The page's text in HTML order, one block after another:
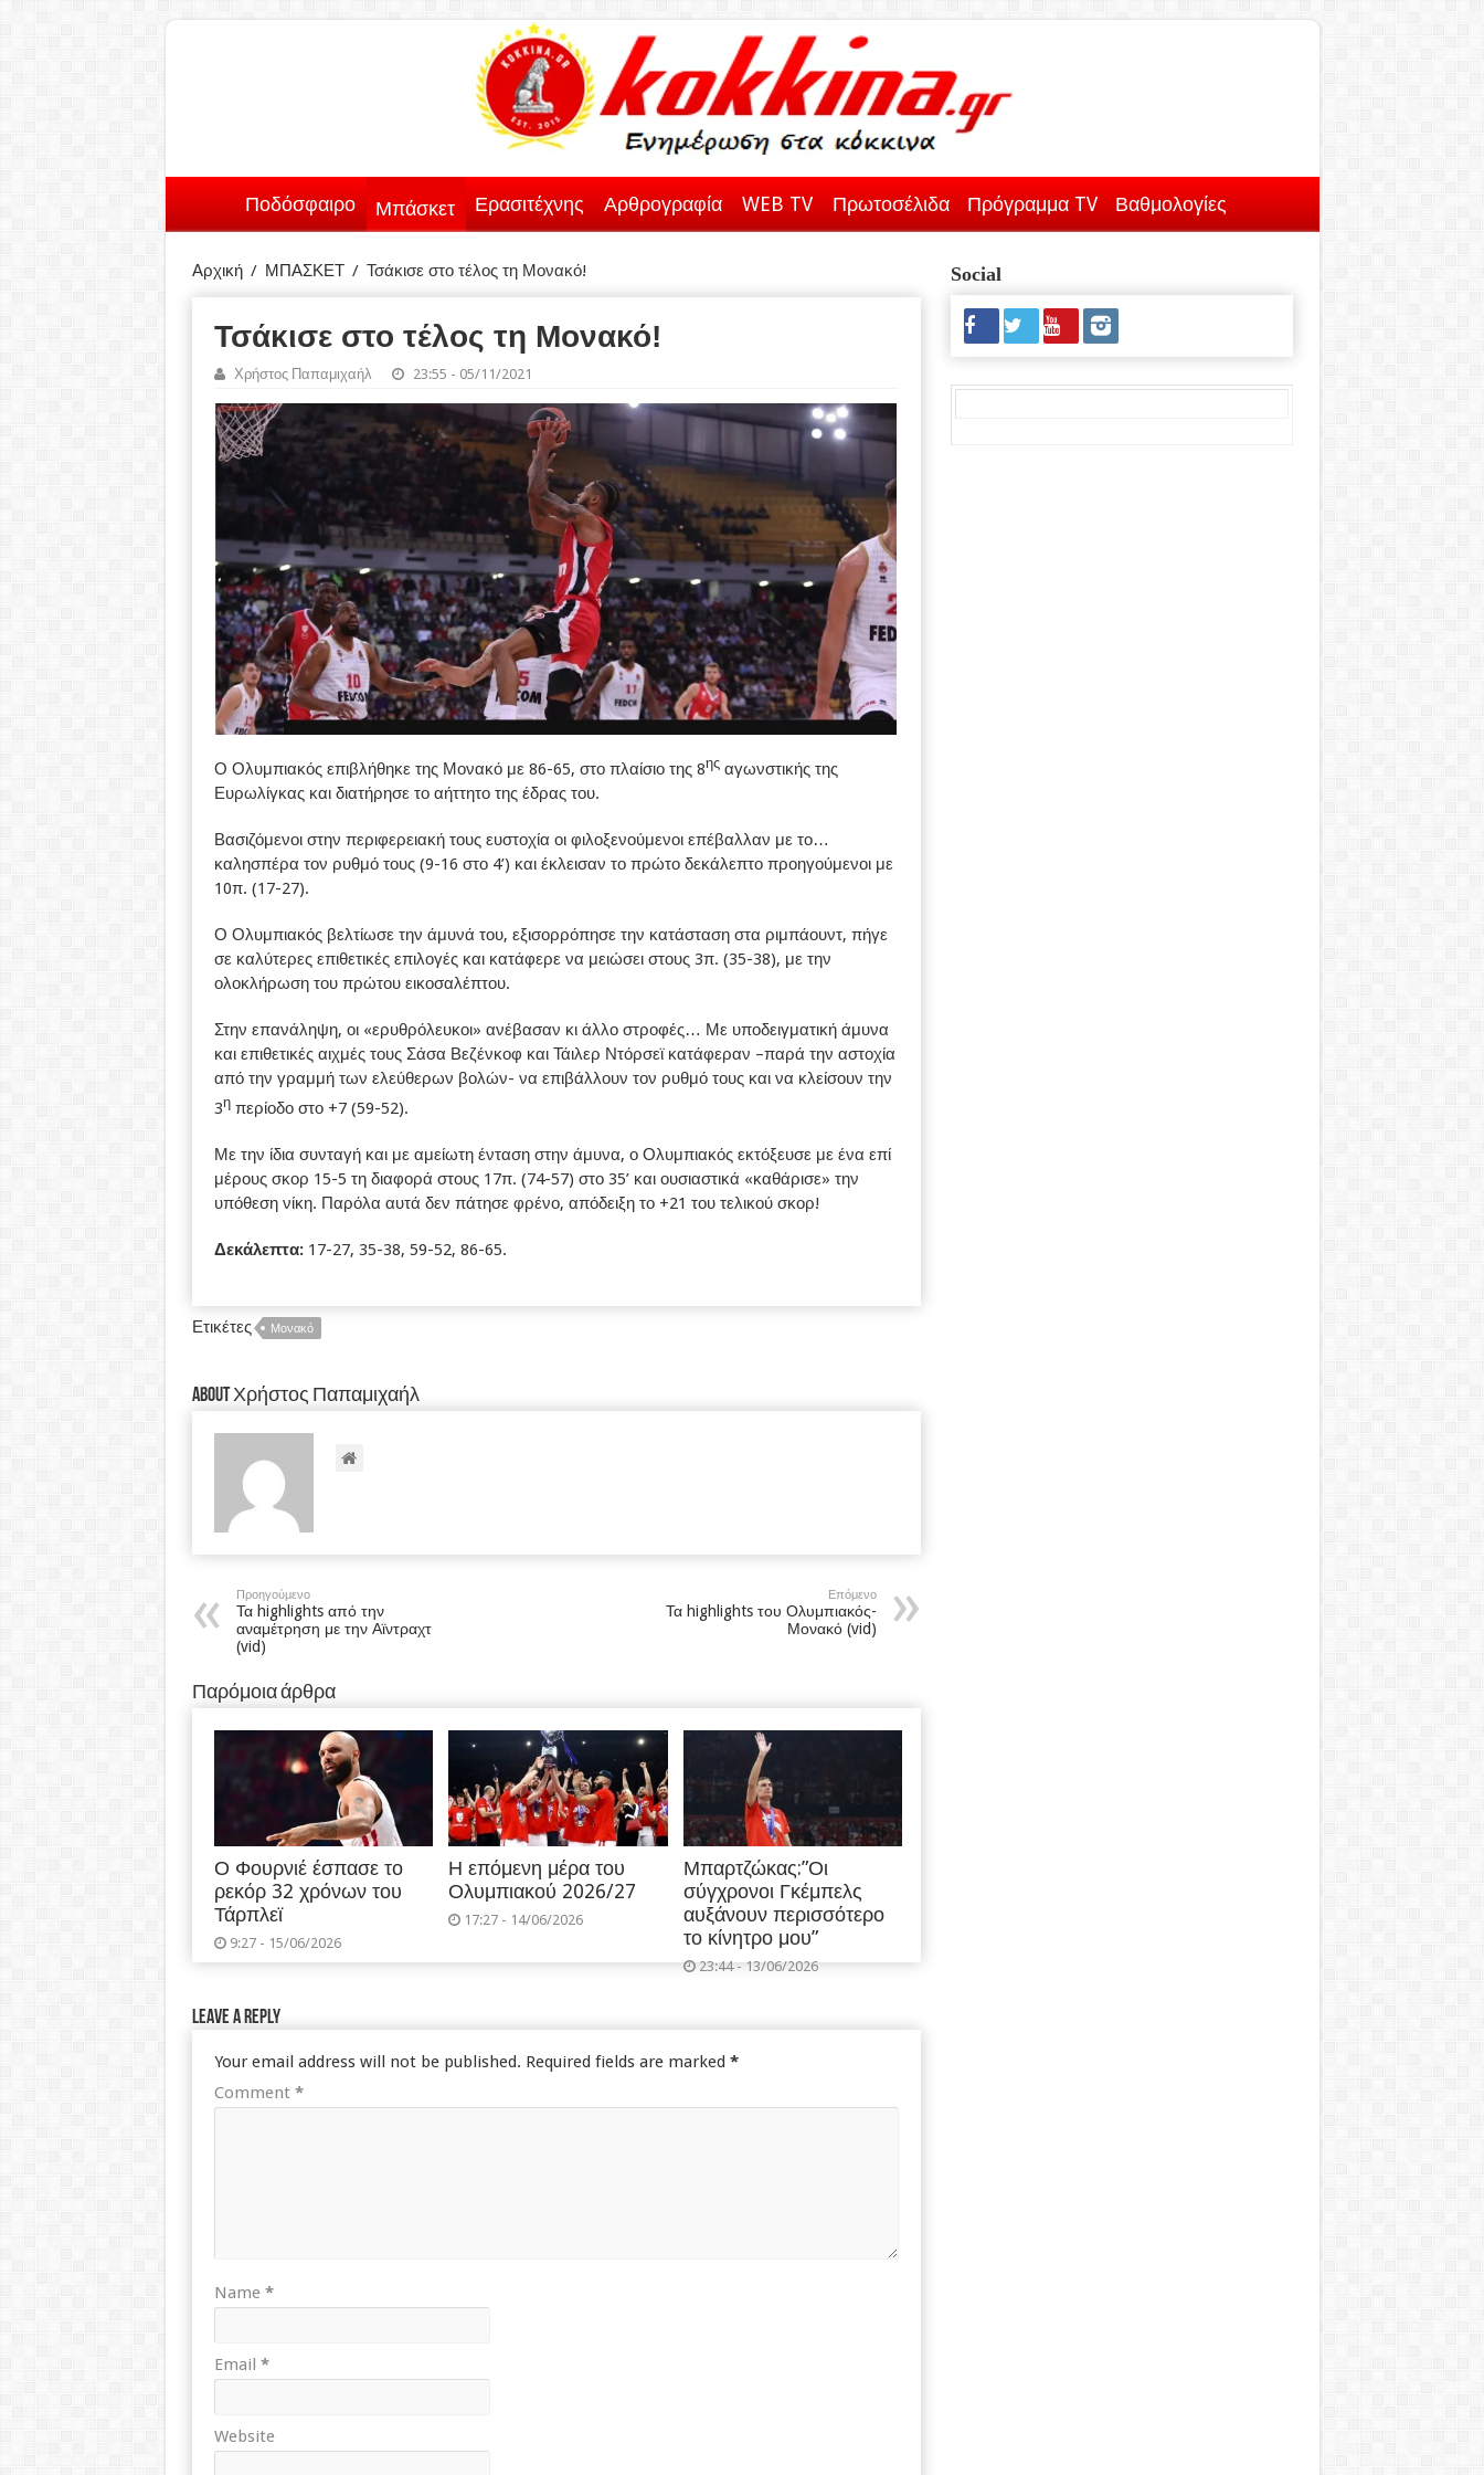
Ποδόσφαιρο Μπάσκετ Ερασιτέχνης Αρθρογραφία WEB TV Πρωτοσέλιδα Πρόγραμμα TV Βαθμολογίες
Αρχική / ΜΠΑΣΚΕΤ / Τσάκισε στο τέλος τη Μονακό!
Τσάκισε στο τέλος τη Μονακό!
Χρήστος Παπαμιχαήλ 23:55 - 05/11/2021
Ο Ολυμπιακός επιβλήθηκε της Μονακό με 86-65, στο πλαίσιο της 8ηςαγωνστικής της
Ευρωλίγκας και διατήρησε το αήττητο της έδρας του.
Βασιζόμενοι στην περιφερειακή τους ευστοχία οι φιλοξενούμενοι επέβαλλαν με το…
καλησπέρα τον ρυθμό τους (9-16 στο 4’) και έκλεισαν το πρώτο δεκάλεπτο προηγούμενοι με
10π. (17-27).
Ο Ολυμπιακός βελτίωσε την άμυνά του, εξισορρόπησε την κατάσταση στα ριμπάουντ, πήγε
σε καλύτερες επιθετικές επιλογές και κατάφερε να μειώσει στους 3π. (35-38), με την
ολοκλήρωση του πρώτου εικοσαλέπτου.
Στην επανάληψη, οι «ερυθρόλευκοι» ανέβασαν κι άλλο στροφές… Με υποδειγματική άμυνα
και επιθετικές αιχμές τους Σάσα Βεζένκοφ και Τάιλερ Ντόρσεϊ κατάφεραν –παρά την αστοχία
από την γραμμή των ελεύθερων βολών- να επιβάλλουν τον ρυθμό τους και να κλείσουν την
3ηπερίοδο στο +7 (59-52).
Με την ίδια συνταγή και με αμείωτη ένταση στην άμυνα, ο Ολυμπιακός εκτόξευσε με ένα επί
μέρους σκορ 15-5 τη διαφορά στους 17π. (74-57) στο 35’ και ουσιαστικά «καθάρισε» την
υπόθεση νίκη. Παρόλα αυτά δεν πάτησε φρένο, απόδειξη το +21 του τελικού σκορ!
Δεκάλεπτα:17-27, 35-38, 59-52, 86-65.
Ετικέτες Μονακό
About Χρήστος Παπαμιχαήλ
Προηγούμενο
Τα highlights από την
αναμέτρηση με την Αϊντραχτ
(vid)
Επόμενο
Τα highlights του Ολυμπιακός-
Μονακό (vid)
Παρόμοια άρθρα
Ο Φουρνιέ έσπασε το
ρεκόρ 32 χρόνων του
Τάρπλεϊ
9:27 - 15/06/2026
Η επόμενη μέρα του
Ολυμπιακού 2026/27
17:27 - 14/06/2026
Μπαρτζώκας:”Οι
σύγχρονοι Γκέμπελς
αυξάνουν περισσότερο
το κίνητρο μου”
23:44 - 13/06/2026
Leave a Reply
Your email address will not be published. Required fields are marked *
Comment *
Name *
Email *
Website
Social